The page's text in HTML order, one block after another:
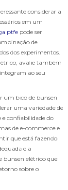
considerar a
em um
ptfe pode ser
de
dos experimentos.
avalie também
ao seu
um bico de bunsen
uma variedade de
confiabilidade do
de e-commerce e
que está fazendo
e a
bunsen elétrico que
sobre o